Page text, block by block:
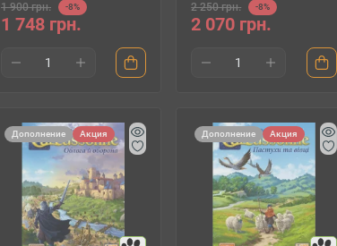
1 900 грн. -8%
1 748 грн.
2 250 грн. -8%
2 070 грн.
Дополнение Акция Дополнение Акция